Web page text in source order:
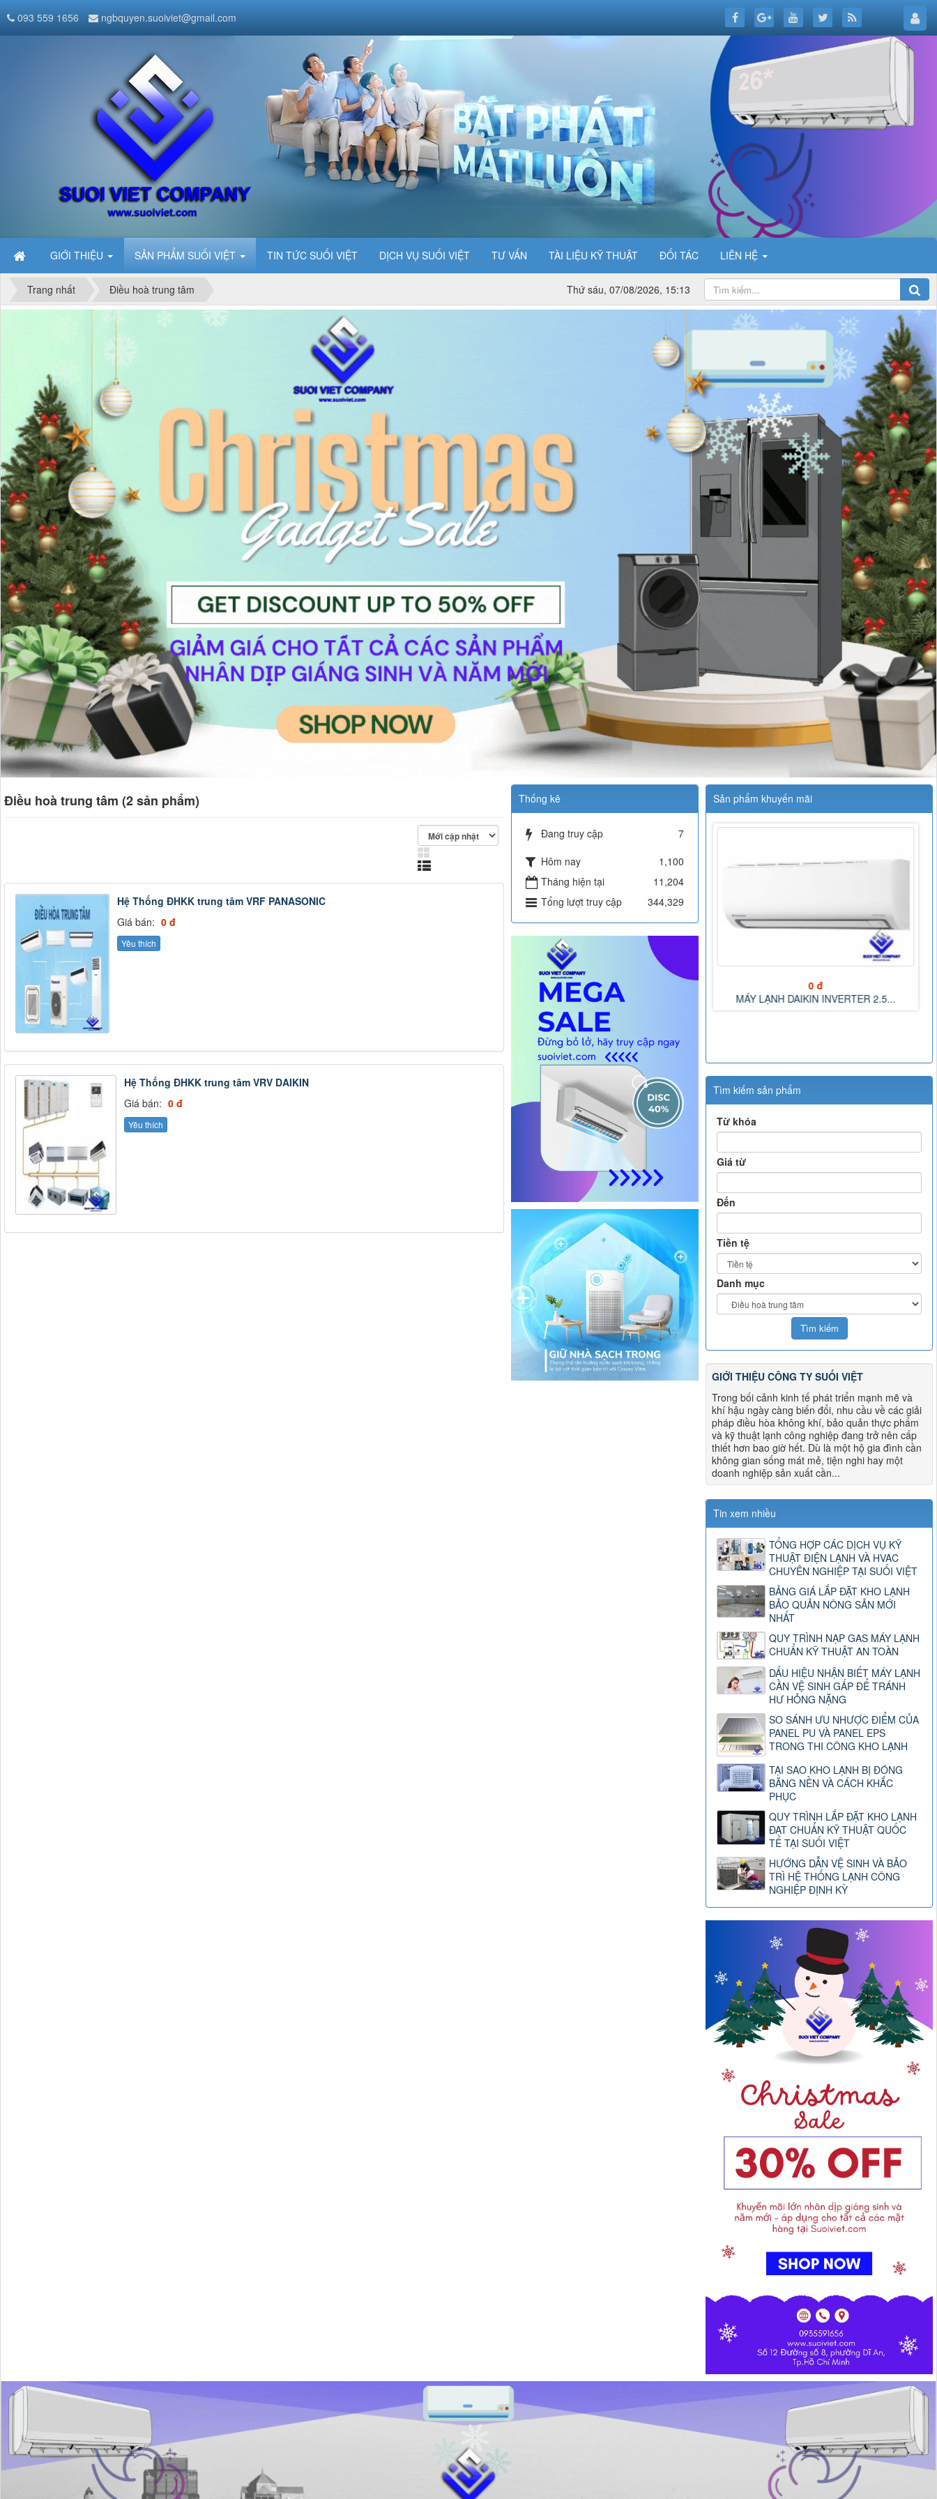
GIỚI THIỆU SẢN PHẨM SUỐI VIỆT TIN TỨC SUỐI VIỆT DỊCH VỤ SUỐI VIỆT TƯ VẤN TÀI LIỆU KỸ THUẬT ĐỐI TÁC LIÊN HỆ
093 559 1656 ngbquyen.suoiviet@gmail.com
Trang nhất Điều hoà trung tâm Thứ sáu, 07/08/2026, 15:13
Điều hoà trung tâm (2 sản phẩm)
Hệ Thống ĐHKK trung tâm VRF PANASONIC
Giá bán: 0 đ
Yêu thích
Hệ Thống ĐHKK trung tâm VRV DAIKIN
Giá bán: 0 đ
Yêu thích
Sản phẩm khuyến mãi
INVERTER...
0 đ
MÁY LẠNH DAIKIN INVERTER 2.5...
0 đ
MÁY LẠNH DAIKIN INVERTER 2.0...
Tìm kiếm sản phẩm
Từ khóa
Giá từ
Đến
Tiền tệ
Danh mục
GIỚI THIỆU CÔNG TY SUỐI VIỆT
Trong bối cảnh kinh tế phát triển mạnh mẽ và
khí hậu ngày càng biến đổi, nhu cầu về các giải
pháp điều hòa không khí, bảo quản thực phẩm
và kỹ thuật lạnh công nghiệp đang trở nên cấp
thiết hơn bao giờ hết. Dù là một hộ gia đình cần
không gian sống mát mẻ, tiện nghi hay một
doanh nghiệp sản xuất cần...
Tin xem nhiều
TỔNG HỢP CÁC DỊCH VỤ KỸ
THUẬT ĐIỆN LẠNH VÀ HVAC
CHUYÊN NGHIỆP TẠI SUỐI VIỆT
BẢNG GIÁ LẮP ĐẶT KHO LẠNH
BẢO QUẢN NÔNG SẢN MỚI
NHẤT
QUY TRÌNH NẠP GAS MÁY LẠNH
CHUẨN KỸ THUẬT AN TOÀN
DẤU HIỆU NHẬN BIẾT MÁY LẠNH
CẦN VỆ SINH GẤP ĐỂ TRÁNH
HƯ HỎNG NẶNG
SO SÁNH ƯU NHƯỢC ĐIỂM CỦA
PANEL PU VÀ PANEL EPS
TRONG THI CÔNG KHO LẠNH
TẠI SAO KHO LẠNH BỊ ĐÓNG
BĂNG NỀN VÀ CÁCH KHẮC
PHỤC
QUY TRÌNH LẮP ĐẶT KHO LẠNH
ĐẠT CHUẨN KỸ THUẬT QUỐC
TẾ TẠI SUỐI VIỆT
HƯỚNG DẪN VỆ SINH VÀ BẢO
TRÌ HỆ THỐNG LẠNH CÔNG
NGHIỆP ĐỊNH KỲ
Thống kê
Đang truy cập
7
Hôm nay
1,100
Tháng hiện tại
11,204
Tổng lượt truy cập
344,329